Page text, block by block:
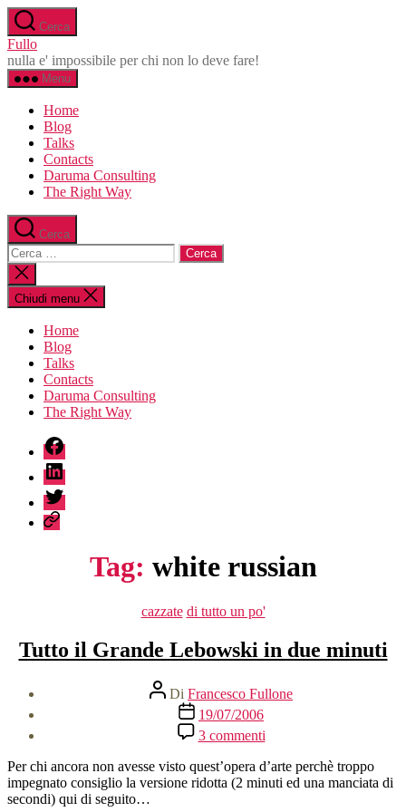
Salta
al
contenuto
Cerca
Fullo
nulla e' impossibile per chi non lo deve fare!
Menu
Home
Blog
Talks
Contacts
Daruma Consulting
The Right Way
Cerca
Cerca:
Chiudi
la
ricerca
Chiudi menu
Home
Blog
Talks
Contacts
Daruma Consulting
The Right Way
fb
linkedin
twitter
sessionize
Tag: white russian
Categorie
cazzate di tutto un po'
Tutto il Grande Lebowski in due minuti
Autore
articolo
Di Francesco Fullone
Data
dell'articolo
19/07/2006
3 commentisu
Tutto
il
Grande
Per chi ancora non avesse visto quest’opera d’arte perchè troppo
impegnato consiglio la versione ridotta (2 minuti ed una manciata di
secondi) qui di seguito…